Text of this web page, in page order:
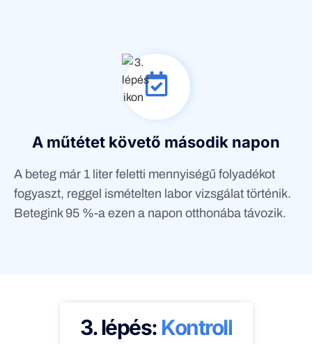
A műtétet követő második napon
A beteg már 1 liter feletti mennyiségű folyadékot
fogyaszt, reggel ismételten labor vizsgálat történik.
Betegink 95 %-a ezen a napon otthonába távozik.
3. lépés: Kontroll